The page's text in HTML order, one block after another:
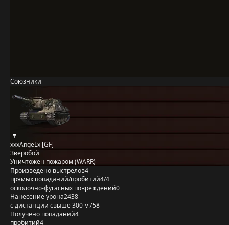
Союзники
xxxAngeLx [GF]
Зверобой
Уничтожен пожаром (WARR)
Произведено выстрелов4
прямых попаданий/пробитий4/4
осколочно-фугасных повреждений0
Нанесение урона2438
с дистанции свыше 300 м758
Получено попаданий4
пробитий4